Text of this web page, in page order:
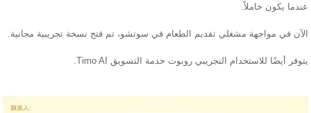
عندما يكون خاملاً.
الآن في مواجهة مشغلي تقديم الطعام في سوتشو، تم فتح نسخة تجريبية مجانية.
يتوفر أيضًا للاستخدام التجريبي روبوت خدمة التسويق Timo AI.